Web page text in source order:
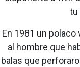
tu
En 1981 un
al hombre que
balas que